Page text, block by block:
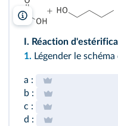
lelivrescolaire.fr
I. Réaction
1. Légender le
a :
b :
c :
d :